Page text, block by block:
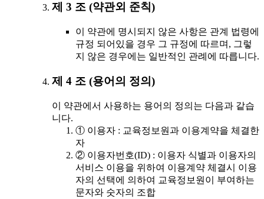
제 3 조 (약관외 준칙)
이 약관에 명시되지 않은 사항은 관계 법령에
규정 되어있을 경우 그 규정에 따르며, 그렇
지 않은 경우에는 일반적인 관례에 따릅니다.
제 4 조 (용어의 정의)
이 약관에서 사용하는 용어의 정의는 다음과 같습
니다.
① 이용자 : 교육정보원과 이용계약을 체결한
자
② 이용자번호(ID) : 이용자 식별과 이용자의
서비스 이용을 위하여 이용계약 체결시 이용
자의 선택에 의하여 교육정보원이 부여하는
문자와 숫자의 조합